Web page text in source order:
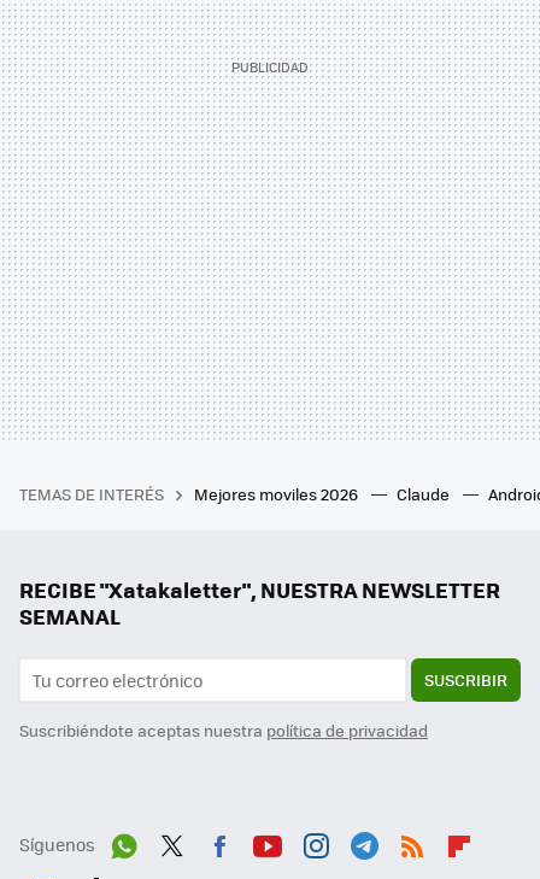
TEMAS DE INTERÉS Mejores moviles 2026 Claude
RECIBE "Xatakaletter", NUESTRA NEWSLETTER
SEMANAL
SUSCRIBIR
Suscribiéndote aceptas nuestra política de privacidad
Síguenos